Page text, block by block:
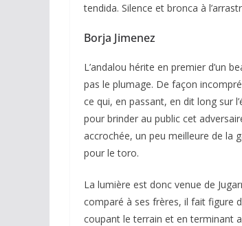
tendida. Silence et bronca à
Borja Jimenez
L’andalou hérite en premier d’un
pas le plumage. De façon
ce qui, en passant, en dit long sur
pour brinder au public cet
accrochée, un peu meilleure de la
pour le toro.
La lumière est donc venue de
comparé à ses frères, il fait figure
coupant le terrain et en terminant